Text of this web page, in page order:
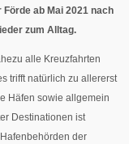
ab Mai 2021 nach
zum Alltag.
alle Kreuzfahrten
trifft natürlich zu allererst
Häfen sowie allgemein
Destinationen ist
der